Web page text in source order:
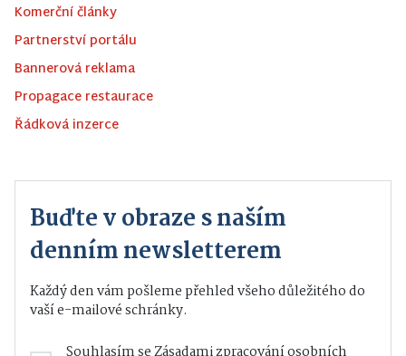
Komerční články
Partnerství portálu
Bannerová reklama
Propagace restaurace
Řádková inzerce
Buďte v obraze s naším
denním newsletterem
Každý den vám pošleme přehled všeho důležitého do
vaší e-mailové schránky.